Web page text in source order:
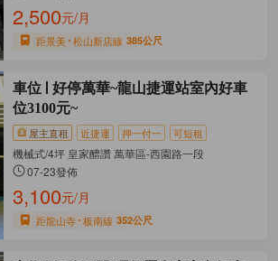
2,500元/月
距景美 松山新店線 385公尺
車位
好停萬華~龍山捷運站室內好車
位3100元~
屋主直租 近捷運 押一付一 可短租
機械式/4坪 皇家醴讚 萬華區-西園路一段
07-23發佈
3,100元/月
距龍山寺 板南線 352公尺